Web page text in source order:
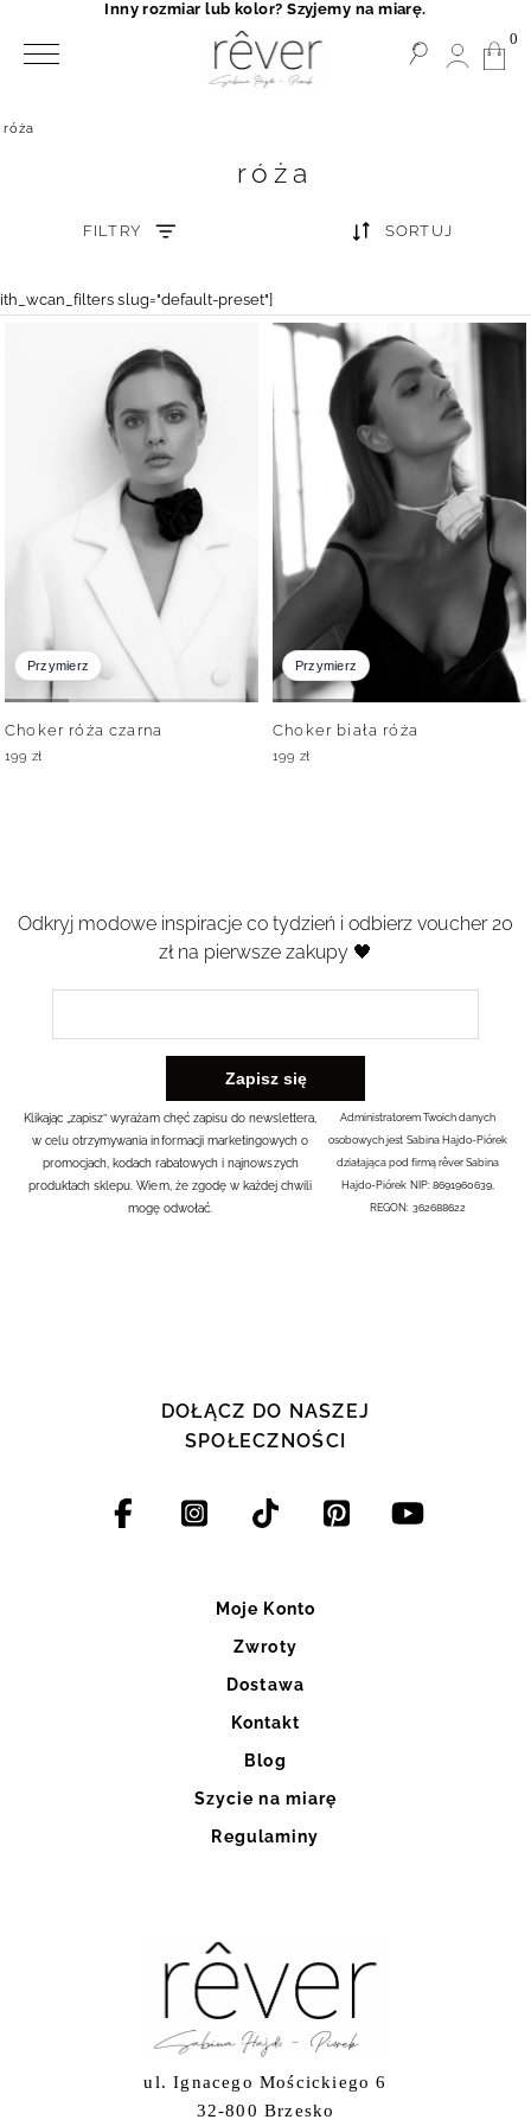
róża
róża
FILTRY SORTUJ
slug="default-preset"]
Przymierz
Choker róża czarna
199 zł
Przymierz
Choker biała róża
199 zł
Odkryj modowe inspiracje co tydzień i odbierz voucher 20
zł na pierwsze zakupy 🖤
Klikając „zapisz” wyrażam chęć zapisu do newslettera,
w celu otrzymywania informacji marketingowych o
promocjach, kodach rabatowych i najnowszych
produktach sklepu. Wiem, że zgodę w każdej chwili
mogę odwołać.
Administratorem Twoich danych
osobowych jest Sabina Hajdo-Piórek
działająca pod firmą rêver Sabina
Hajdo-Piórek NIP: 8691960639,
REGON: 362688622
DOŁĄCZ DO NASZEJ
SPOŁECZNOŚCI
Moje Konto
Zwroty
Dostawa
Kontakt
Blog
Szycie na miarę
Regulaminy
ul. Ignacego Mościckiego 6
32-800 Brzesko
0
Inny rozmiar lub kolor? Szyjemy na miarę.